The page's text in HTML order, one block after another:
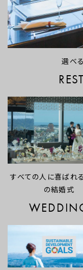
選べ
すべての人に喜ばれ
の結婚式